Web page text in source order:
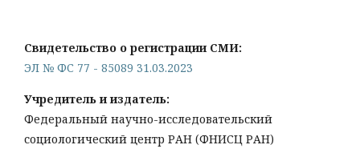
Свидетельство о регистрации СМИ:
ЭЛ № ФС 77 - 85089 31.03.2023
Учредитель и издатель:
Федеральный научно-исследовательский
социологический центр РАН (ФНИСЦ РАН)